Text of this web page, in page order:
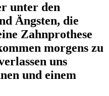
unter den
Ängsten, die
Zahnprothese
morgens zu
uns
und einem